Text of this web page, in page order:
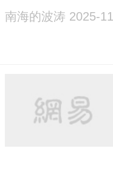
南海的波涛 2025-